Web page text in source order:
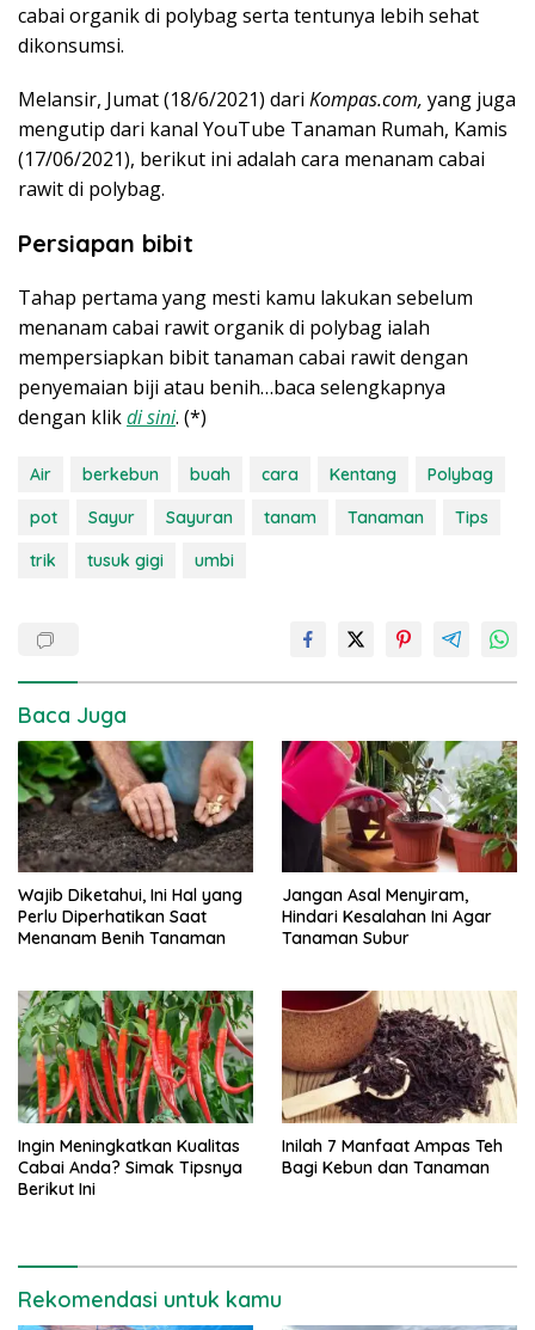
cabai organik di polybag serta tentunya lebih sehat
dikonsumsi.
Melansir, Jumat (18/6/2021) dari Kompas.com, yang juga
mengutip dari kanal YouTube Tanaman Rumah, Kamis
(17/06/2021), berikut ini adalah cara menanam cabai
rawit di polybag.
Persiapan bibit
Tahap pertama yang mesti kamu lakukan sebelum
menanam cabai rawit organik di polybag ialah
mempersiapkan bibit tanaman cabai rawit dengan
penyemaian biji atau benih…baca selengkapnya
dengan klikdi sini. (*)
Air berkebun buah cara Kentang
Polybag
pot
Sayur Sayuran tanam Tanaman
Tips
trik
tusuk gigi umbi
Baca Juga
Wajib Diketahui, Ini Hal yang
Perlu Diperhatikan Saat
Menanam Benih Tanaman
Jangan Asal Menyiram,
Hindari Kesalahan Ini Agar
Tanaman Subur
Ingin Meningkatkan Kualitas
Cabai Anda? Simak Tipsnya
Berikut Ini
Inilah 7 Manfaat Ampas Teh
Bagi Kebun dan Tanaman
Rekomendasi untuk kamu